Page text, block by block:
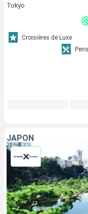
Tokyo
Croisières de Luxe
JAPON